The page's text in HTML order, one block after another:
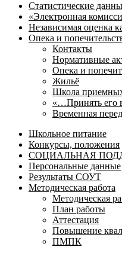
Статистические
«Электронная
Независимая оценка
Опека и
Контакты
Нормативные
Опека и
Жильё
Школа
«…Принять его
Временная
Школьное питание
Конкурсы, положения
СОЦИАЛЬНАЯ
Персональные данные
Результаты СОУТ
Методическая работа
Методическая
План работы
Аттестация
Повышение
ПМПК